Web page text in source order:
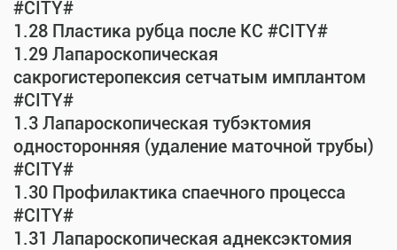
#CITY#
1.28 Пластика рубца после КС #CITY#
1.29 Лапароскопическая
сакрогистеропексия сетчатым имплантом
#CITY#
1.3 Лапароскопическая тубэктомия
односторонняя (удаление маточной трубы)
#CITY#
1.30 Профилактика спаечного процесса
#CITY#
1.31 Лапароскопическая аднексэктомия